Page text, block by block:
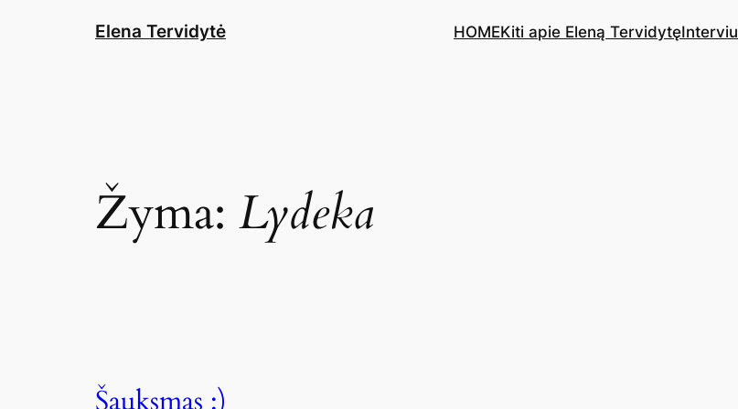
Elena Tervidytė HOMEKiti apie Eleną TervidytęInterviu
Žyma: Lydeka